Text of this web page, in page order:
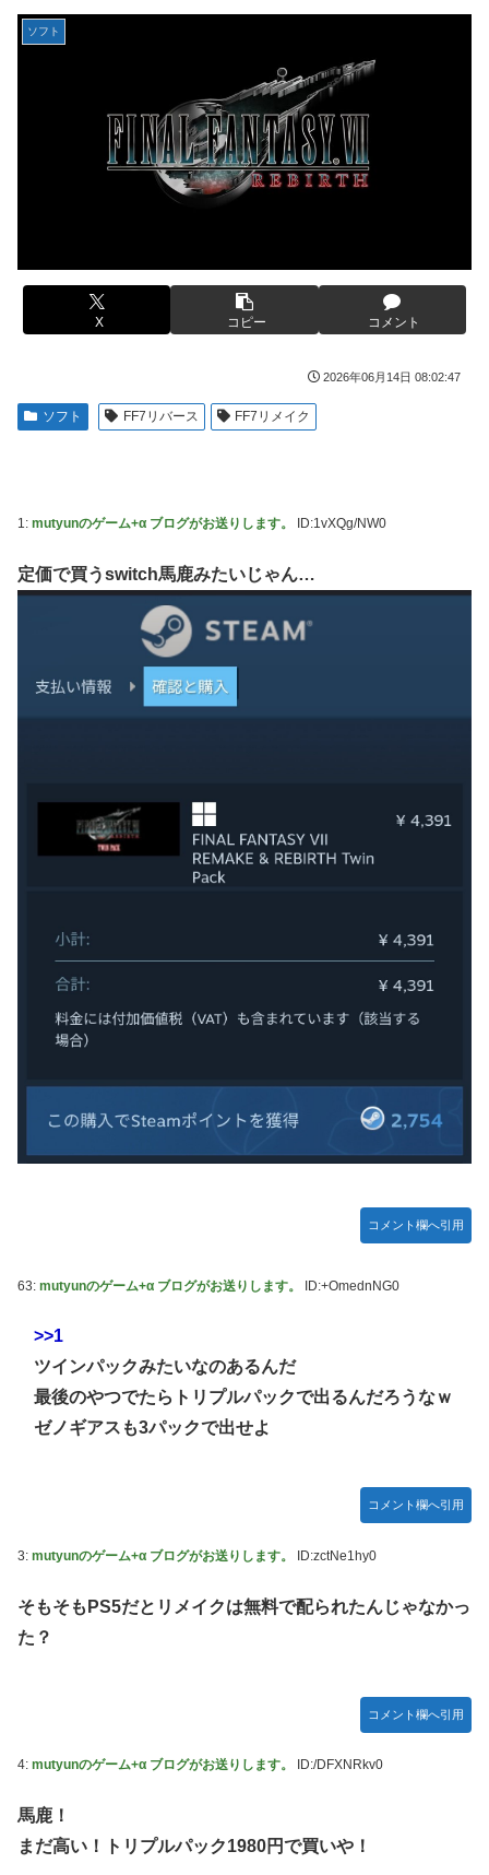
【緊急】爆美女「すみません。砲弾3つ持ってきました」警
察「！？」自衛隊「！？」→結果w w w w w w w w
【動画】名古屋栄で不良外人が警察官を突き飛ばす。逮捕し
ろやｗｗｗ
【勇者王ガオガイガー】PLAMATEA「獅子王凱」プラモデ
ル【明日予約開始】
無理やり家族旅行に付いてきて露天風呂でも大声で嫌味を言
【ToLOVEる】ユニクリ「籾岡里紗 ダークネスver.」フィギ
ュア【再販予約開始】
【悲報】女「丸亀製麺美味しかったね」俺「また来ようよ」
たんだが俺悪くないよな？？？？？？？？
【悲報】ジャンプ、ついに98万部…全盛期653万部からここ
高市首相の衣装にケチを付けた元宝塚女優、速攻で過去の黒
歴史画像を発掘されてしまった結果……
【スト6】待望の全体バランス調整、バトル変更リスト
【訃報】人気Vtuberの犬、19歳で死去
とんでもない「積みプラ」がテレビで放送されてしまう
【シンデレラガールズ】 百鬼夜行をテーマとしたPOP UP
SHOPが東京・大阪にて開催
【デレマス×仮面ライダー】 仮面ライダーバロンＰ第１話
「始まりの巫女」
【画像】吉岡里帆さん、モリマン具合がよくわかる証拠がこ
【艦これ】E3-3はスク水パーティでOk？
【祝砲】大人気ウマ娘声優、一般男性と結婚するｗｗｗｗｗ
超能力が使えるようになったので限界まで極める事にした
件 その８
当らしいｗｗｗ
【FF16】 「ファイナルファンタジー16」発売日が6/22に決
【朗報】 ほの暮らしの庭、100時間遊べてストーリーも面白
いスタバレの上位互換だとまじで好評
【画像】X女子「ガチでこういう彼氏欲しくて息できん」
【動画】クレヨンしんちゃんの例の動画、バズリすぎてネッ
トミームと化すｗｗｗｗ
【速報】ジャンポケ斎藤、求刑7年で逝く。実刑確実か
【速報】ゼレンスキー大統領「日本の支援は期待されたほど
の成果がない」WWWWWWWWWWW
村が燃やされたみたいになった」←26万ｲｲﾈｗｗｗｗ
メディア「Switch2、499ドルでも安い800ドル超えるか
【動画】R2-D2の絶叫からしか得られない栄養があるｗｗｗ
ウクライナの次は日本とかいうやついるけどどういう理屈な
【悲報】熊本は猛暑と断水…その頃、茂木外相は中南米でニ
ッコリ動画公開
海外「世界で日本を死守するぞ！」 日本の消防署を訪れた
ちびっ子集団が世界をメロメロに
日産が社運をかけて発売するSUVｗｗｗｗｗｗｗ
ィスクアッパーさん達から落胆の声
結局おまえらが求める『RPGの理想の主人公』って一体どう
ソフト
X コピー コメント
2026年06月14日 08:02:47
ソフト FF7リバース FF7リメイク
1: mutyunのゲーム+α ブログがお送りします。 ID:1vXQg/NW0
定価で買うswitch馬鹿みたいじゃん…
コメント欄へ引用
63: mutyunのゲーム+α ブログがお送りします。 ID:+OmednNG0
>>1
ツインパックみたいなのあるんだ
最後のやつでたらトリプルパックで出るんだろうなｗ
ゼノギアスも3パックで出せよ
コメント欄へ引用
3: mutyunのゲーム+α ブログがお送りします。 ID:zctNe1hy0
そもそもPS5だとリメイクは無料で配られたんじゃなかっ
た？
コメント欄へ引用
4: mutyunのゲーム+α ブログがお送りします。 ID:/DFXNRkv0
馬鹿！
まだ高い！トリプルパック1980円で買いや！